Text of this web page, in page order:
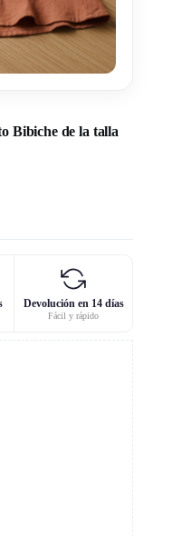
Bibiche de la talla
Devolución en 14 días
Fácil y rápido